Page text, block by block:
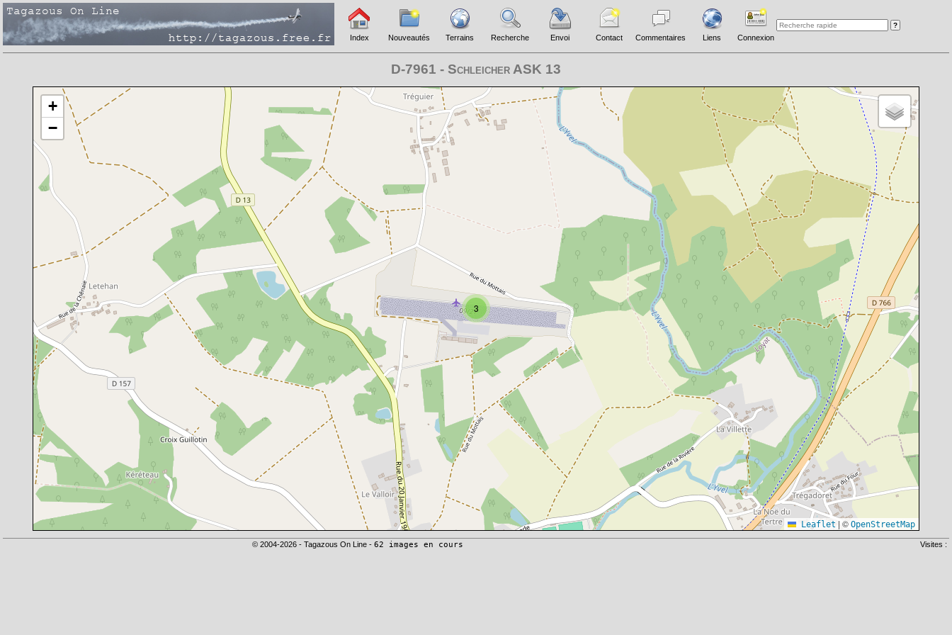
Index Nouveautés Terrains Recherche Envoi Contact Commentaires Liens Connexion
D-7961 - Schleicher ASK 13
Chargement de la carte en cours
3
+
−
Leaflet | © OpenStreetMap
© 2004-2026 - Tagazous On Line - 62 images en cours Visites :